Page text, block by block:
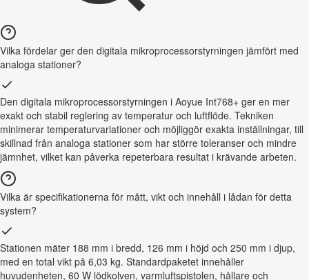
Vilka fördelar ger den digitala mikroprocessorstyrningen jämfört med
analoga stationer?
Den digitala mikroprocessorstyrningen i Aoyue Int768+ ger en mer
exakt och stabil reglering av temperatur och luftflöde. Tekniken
minimerar temperaturvariationer och möjliggör exakta inställningar, till
skillnad från analoga stationer som har större toleranser och mindre
jämnhet, vilket kan påverka repeterbara resultat i krävande arbeten.
Vilka är specifikationerna för mått, vikt och innehåll i lådan för detta
system?
Stationen mäter 188 mm i bredd, 126 mm i höjd och 250 mm i djup,
med en total vikt på 6,03 kg. Standardpaketet innehåller
huvudenheten, 60 W lödkolven, varmluftspistolen, hållare och